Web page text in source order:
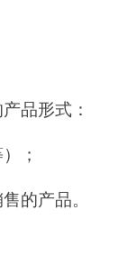
品形式：
；
的产品。